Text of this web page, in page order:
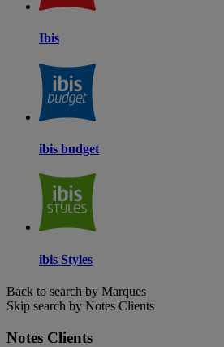
Ibis
ibis budget
ibis Styles
Back to search by Marques
Skip search by Notes Clients
Notes Clients